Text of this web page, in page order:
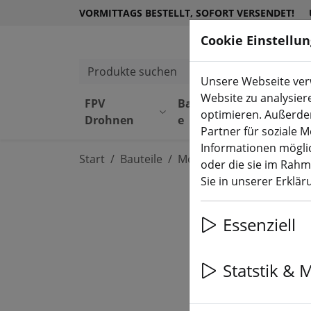
VORMITTAGS BESTELLT, SOFORT VERSENDET!
Produkte suchen
FPV
Drohnen
Bauteil
e
Equipmen
t
Start Bauteile Motoren
Cookie
Unsere Webseite
Website zu
optimieren.
Partner für soziale
Informationen
oder die sie im
Sie in unserer
Essenziell
Statstik &